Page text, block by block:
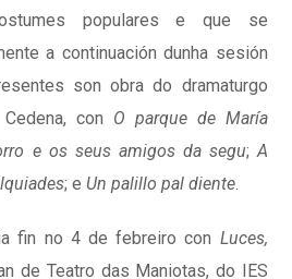
populares e que se
a continuación dunha sesión
son obra do dramaturgo
con O parque de María
e os seus amigos da segu;A
; e Un palillo pal diente.
fin no 4 de febreiro con Luces,
de Teatro das Maniotas, do IES